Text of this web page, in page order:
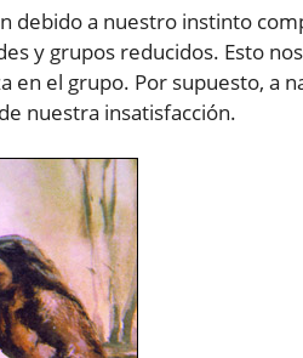
debido a nuestro instinto
y grupos reducidos. Esto
en el grupo. Por supuesto, a
nuestra insatisfacción.